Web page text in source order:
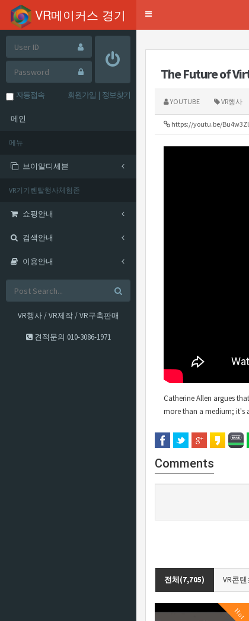
mysql-wrapper(24.03.21)
VR메이커스 경기
Toggle
자동접속 회원가입 | 정보찾기
메인
메뉴
브이알디세븐
VR기기렌탈행사체험존
쇼핑안내
검색안내
이용안내
VR행사 / VR제작 / VR구축판매
견적문의 010-3086-1971
The Future of
YOUTUBE VR행사
https://youtu.be/
Catherine Allen argues
more than a medium; it's
Comments
전체(7,705) VR콘텐
Hot